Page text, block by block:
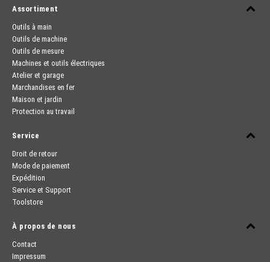
Assortiment
Outils à main
Outils de machine
Outils de mesure
Machines et outils électriques
Atelier et garage
Marchandises en fer
Maison et jardin
Protection au travail
Service
Droit de retour
Mode de paiement
Expédition
Service et Support
Toolstore
À propos de nous
Contact
Impressum